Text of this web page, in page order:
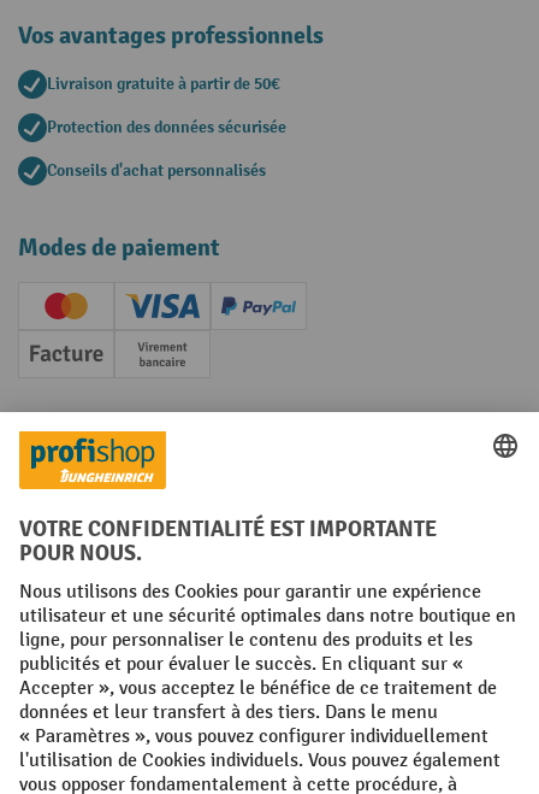
Vos avantages professionnels
Livraison gratuite à partir de 50€
Protection des données sécurisée
Conseils d'achat personnalisés
Modes de paiement
Creditcard (Master)Creditcard (Visa)
PayPal
Facture Paiement anticipé
Réseaux sociaux
Facebook
YouTube
LinkedInInstagram
Conditions générales Mentions légales
Protection des Données Politique de cookies
All prices excl. VAT plusshipping costsand possible delivery charges,
if not stated otherwise.
¹ La remise est valable jusqu'à épuisement des stocks. La remise ne